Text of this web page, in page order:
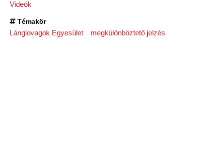
Videók
Témakör
Lánglovagok Egyesület megkülönböztető jelzés